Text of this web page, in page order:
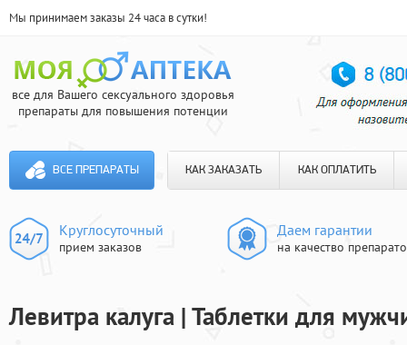
Мы принимаем заказы 24 часа в сутки!
все для Вашего сексуального здоровья
препараты для повышения потенции
ВСЕ ПРЕПАРАТЫ КАК ЗАКАЗАТЬ КАК ОПЛАТИТЬ
Круглосуточный
прием заказов
Даем гарантии
на качество
Левитра калуга | Таблетки для